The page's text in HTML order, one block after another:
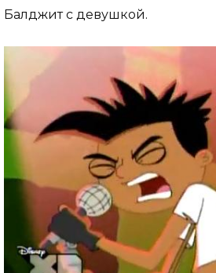
Балджит с девушкой.